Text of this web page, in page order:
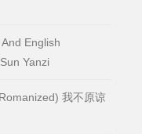
English
Yanzi
我不原谅